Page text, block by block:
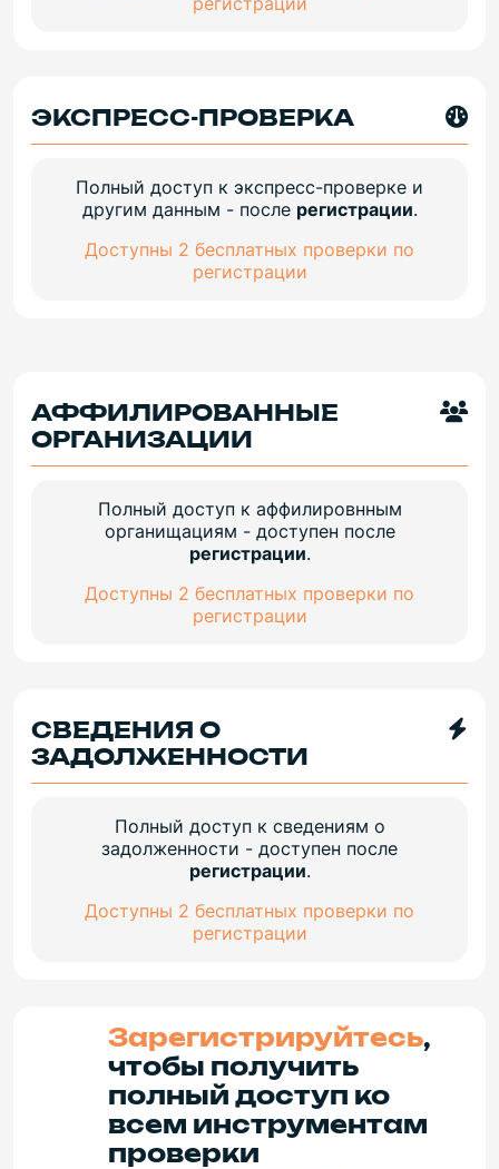
ЭКСПРЕСС-ПРОВЕРКА
Полный доступ к экспресс-проверке и
другим данным - после регистрации.
Доступны 2 бесплатных проверки по
регистрации
АФФИЛИРОВАННЫЕ
ОРГАНИЗАЦИИ
Полный доступ к аффилировнным
органищациям - доступен после
регистрации.
Доступны 2 бесплатных проверки по
регистрации
СВЕДЕНИЯ О
ЗАДОЛЖЕННОСТИ
Полный доступ к сведениям о
задолженности - доступен после
регистрации.
Доступны 2 бесплатных проверки по
регистрации
Зарегистрируйтесь,
чтобы получить
полный доступ ко
всем инструментам
проверки